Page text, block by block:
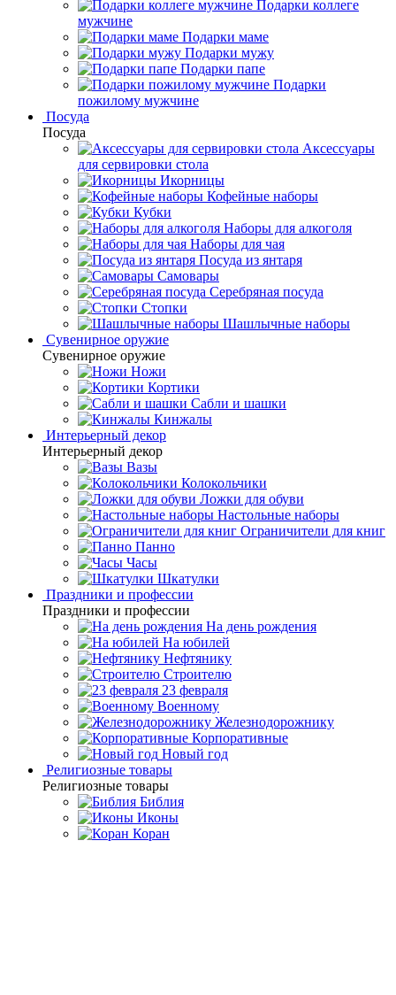
Подарки коллеге
мужчине
Подарки маме
Подарки мужу
Подарки папе
Подарки
пожилому мужчине
Посуда
Посуда
Аксессуары
для сервировки стола
Икорницы
Кофейные наборы
Кубки
Наборы для алкоголя
Наборы для чая
Посуда из янтаря
Самовары
Серебряная посуда
Стопки
Шашлычные наборы
Сувенирное оружие
Сувенирное оружие
Ножи
Кортики
Сабли и шашки
Кинжалы
Интерьерный декор
Интерьерный декор
Вазы
Колокольчики
Ложки для обуви
Настольные наборы
Ограничители для книг
Панно
Часы
Шкатулки
Праздники и профессии
Праздники и профессии
На день рождения
На юбилей
Нефтянику
Строителю
23 февраля
Военному
Железнодорожнику
Корпоративные
Новый год
Религиозные товары
Религиозные товары
Библия
Иконы
Коран